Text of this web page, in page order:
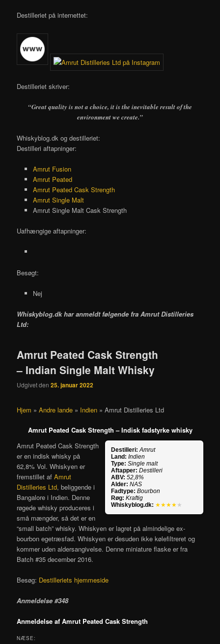
Destilleriet på internettet:
Destilleriet skriver:
“Great quality is not a choice, it is the inevitable result of the
environment we create.”
Whiskyblog.dk og destilleriet:
Destilleri aftapninger:
Amrut Fusion
Amrut Peated
Amrut Peated Cask Strength
Amrut Single Malt
Amrut Single Malt Cask Strength
Uafhængige aftapninger:
Besøgt:
Nej
Whiskyblog.dk har anmeldt følgende fraAmrut Distilleries
Ltd:
Amrut Peated Cask Strength
– Indian Single Malt Whisky
Udgivet den25. januar 2022
Hjem »Andre lande » Indien »Amrut Distilleries Ltd
Amrut Peated Cask Strength – Indisk fadstyrke whisky
Destilleri: Amrut
Land: Indien
Type: Single malt
Aftapper: Destilleri
ABV: 52,8%
Alder: NAS
Fadtype: Bourbon
Røg: Kraftig
Whiskyblog.dk: ★★★★ ★
Amrut Peated Cask Strength
er en indisk whisky på
62,8% Vol. Whiskyen er
fremstillet afAmrut
Distilleries Ltd, beliggende i
Bangalore i Indien. Denne
røgede whisky produceres i
små mængder, så det er en
“small batch” whisky. Whiskyen er lagret på almindelige ex-
bourbon egetræsfad. Whiskyen er desuden ikke kølefiltreret og
kommer uden aldersangivelse. Denne miniature flaske er fra
Batch #35 december 2016.
Besøg: Destilleriets hjemmeside
Anmeldelse #348
Anmeldelse af Amrut Peated Cask Strength
NÆSE: